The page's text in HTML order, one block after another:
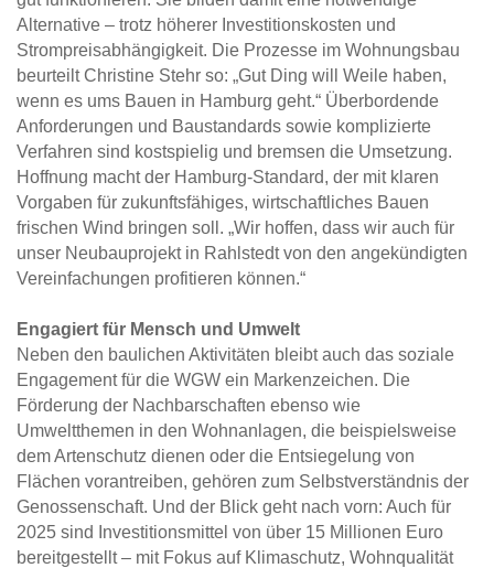
Alternative – trotz höherer Investitionskosten und
Strompreisabhängigkeit. Die Prozesse im Wohnungsbau
beurteilt Christine Stehr so: „Gut Ding will Weile haben,
wenn es ums Bauen in Hamburg geht.“ Überbordende
Anforderungen und Baustandards sowie komplizierte
Verfahren sind kostspielig und bremsen die Umsetzung.
Hoffnung macht der Hamburg-Standard, der mit klaren
Vorgaben für zukunftsfähiges, wirtschaftliches Bauen
frischen Wind bringen soll. „Wir hoffen, dass wir auch für
unser Neubauprojekt in Rahlstedt von den angekündigten
Vereinfachungen profitieren können.“
Engagiert für Mensch und Umwelt
Neben den baulichen Aktivitäten bleibt auch das soziale
Engagement für die WGW ein Markenzeichen. Die
Förderung der Nachbarschaften ebenso wie
Umweltthemen in den Wohnanlagen, die beispielsweise
dem Artenschutz dienen oder die Entsiegelung von
Flächen vorantreiben, gehören zum Selbstverständnis der
Genossenschaft. Und der Blick geht nach vorn: Auch für
2025 sind Investitionsmittel von über 15 Millionen Euro
bereitgestellt – mit Fokus auf Klimaschutz, Wohnqualität